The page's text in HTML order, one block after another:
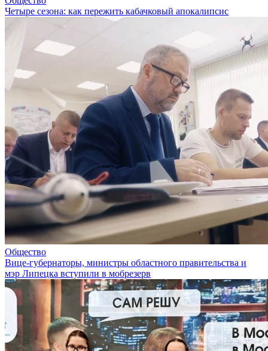
Четыре сезона: как пережить кабачковый апокалипсис
Общество
Вице-губернаторы, министры областного правительства и
мэр Липецка вступили в мобрезерв